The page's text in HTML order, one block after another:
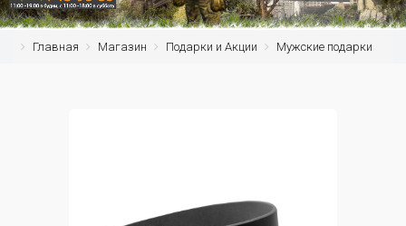
Главная Магазин Подарки и Акции Мужские подарки